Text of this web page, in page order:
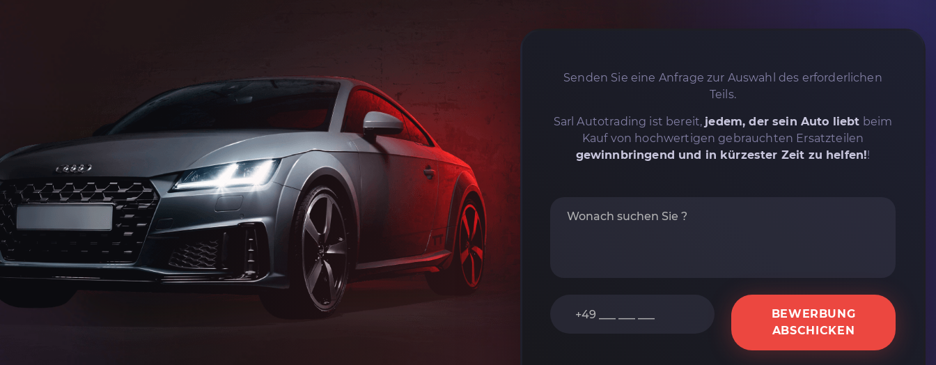
Senden Sie eine Anfrage zur Auswahl des erforderlichen
Teils.
Sarl Autotrading ist bereit, jedem, der sein Auto liebt beim
Kauf von hochwertigen gebrauchten Ersatzteilen
gewinnbringend und in kürzester Zeit zu helfen!!
BEWERBUNG
ABSCHICKEN